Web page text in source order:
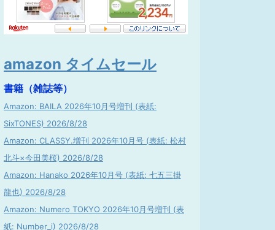
amazon タイムセール
書籍（雑誌等）
Amazon: BAILA 2026年10月号増刊 (表紙:
SixTONES) 2026/8/28
Amazon: CLASSY.増刊 2026年10月号 (表紙: 松村
北斗×今田美桜) 2026/8/28
Amazon: Hanako 2026年10月号 (表紙: 七五三掛
龍也) 2026/8/28
Amazon: Numero TOKYO 2026年10月号増刊 (表
紙: Number_i) 2026/8/28